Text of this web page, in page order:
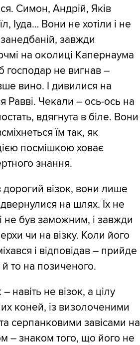
Симон, Андрій, Яків
Іуда… Вони не хотіли і не
завжди
на околиці Капернаума
господар не вигнав –
вино. І дивилися на
Равві. Чекали – ось-ось на
вдягнута в біле. Вони
їм так, як
посмішкою ховає
знання.
дорогий візок, вони лише
на шлях. Їх не
не був заможним, і завжди
чи на візку. Коли його
і відповідав – прийде
то на позиченого.
навіть не візок, а цілу
коней, із визолоченими
серпанковими завісами на
– знаком того, що його не